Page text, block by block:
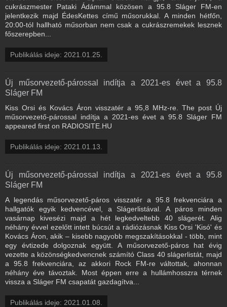
cukrászmester Pataki Ádámmal közösen a 95.8 Sláger FM-en
jelentkezik majd ÉdesKettes című műsorukkal. A minden hétfőn,
20:00-tól hallható műsorban nem csak a cukrászremekek lesznek
főszerepben...
Publikálás ideje: 2021.01.25.
Új műsorvezető-párossal indítja a 2021-es évet a 95.8
Sláger FM
Kiss Orsi és Kovács Áron visszatér a 95,8 MHz-re. The post Új
műsorvezető-párossal indítja a 2021-es évet a 95.8 Sláger FM
appeared first on RADIOSITE.HU
Publikálás ideje: 2021.01.13.
Új műsorvezető-párossal indítja a 2021-es évet a 95.8
Sláger FM
A legendás műsorvezető-páros visszatér a 95.8 frekvenciára a
hallgatók egyik kedvencével, a Slágerlistával. A páros minden
vasárnap kivesézi majd a hét legkedveltebb 40 slágerét. Alig
néhány évvel ezelőtt intett búcsút a rádiózásnak Kiss Orsi 'Kisó' és
Kovács Áron, akik – kisebb nagyobb megszakításokkal - több, mint
egy évtizede dolgoznak együtt. A műsorvezető-páros hat évig
vezette a közönségkedvencnek számító Class 40 slágerlistát, majd
a 95.8 frekvenciára, az akkori Rock FM-re váltottak, ahonnan
néhány éve távoztak. Most éppen erre a hullámhosszra térnek
vissza a Sláger FM csapatát gazdagítva...
Publikálás ideje: 2021.01.08.